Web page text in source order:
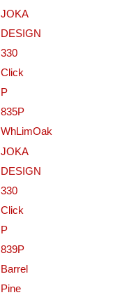
JOKA
DESIGN
330
Click
P
835P
WhLimOak
JOKA
DESIGN
330
Click
P
839P
Barrel
Pine